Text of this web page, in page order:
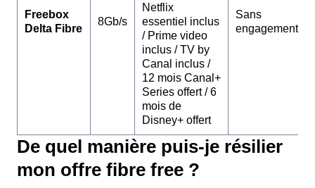
Freebox
Delta Fibre
8Gb/s
Netflix
essentiel inclus
/ Prime video
inclus / TV by
Canal inclus /
12 mois Canal+
Series offert / 6
mois de
Disney+ offert
Sans
engagement
De quel manière puis-je résilier
mon offre fibre free ?